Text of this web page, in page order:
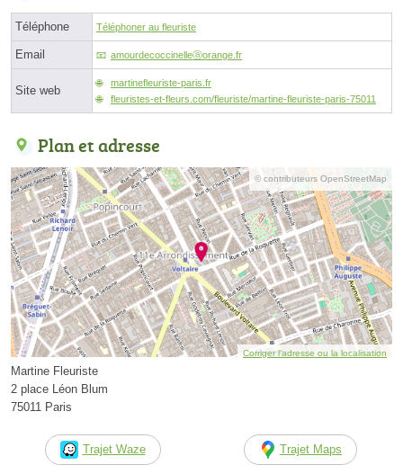
Téléphone Téléphoner au fleuriste
Email amourdecoccinelleⓐorange.fr
Site web
martinefleuriste-paris.fr
fleuristes-et-fleurs.com/fleuriste/martine-fleuriste-paris-75011
Plan et adresse
© contributeurs OpenStreetMap
Corriger l’adresse ou la localisation
Martine Fleuriste
2 place Léon Blum
75011 Paris
Trajet Waze Trajet Maps